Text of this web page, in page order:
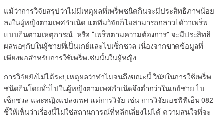
แม้ว่าการวิจัยสรุปว่าไม่มีเหตุผลที่เพร็พชนิดกินจะมีประสิทธิภาพน้อย
ลงในผู้หญิงตามเพศกำเนิด แต่ทีมวิจัยก็ไม่สามารถกล่าวได้ว่าเพร็พ
แบบกินตามเหตุการณ์ หรือ “เพร็พตามความต้องการ” จะมีประสิทธิ
ผลพอๆกับในผู้ชายที่เป็นเกย์และไบเซ็กชวล เนื่องจากขาดข้อมูลที่
เพียงพอสำหรับการใช้เพร็พเช่นนั้นในผู้หญิง
การวิจัยยังไม่ได้ระบุเหตุผลว่าทำไมจนถึงขณะนี้ วินัยในการใช้เพร็พ
ชนิดกินโดยทั่วไปในผู้หญิงตามเพศกำเนิดจึงต่ำกว่าในเกย์ชาย ไบ
เซ็กชวล และหญิงแปลงเพศ แต่การวิจัย เช่น การวิจัยเอชพีทีเอ็น 082
ชี้ให้เห็นว่าเรื่องนี้ไม่ใช่สถานการณ์ที่หลีกเลี่ยงไม่ได้ ความสนใจที่จะ